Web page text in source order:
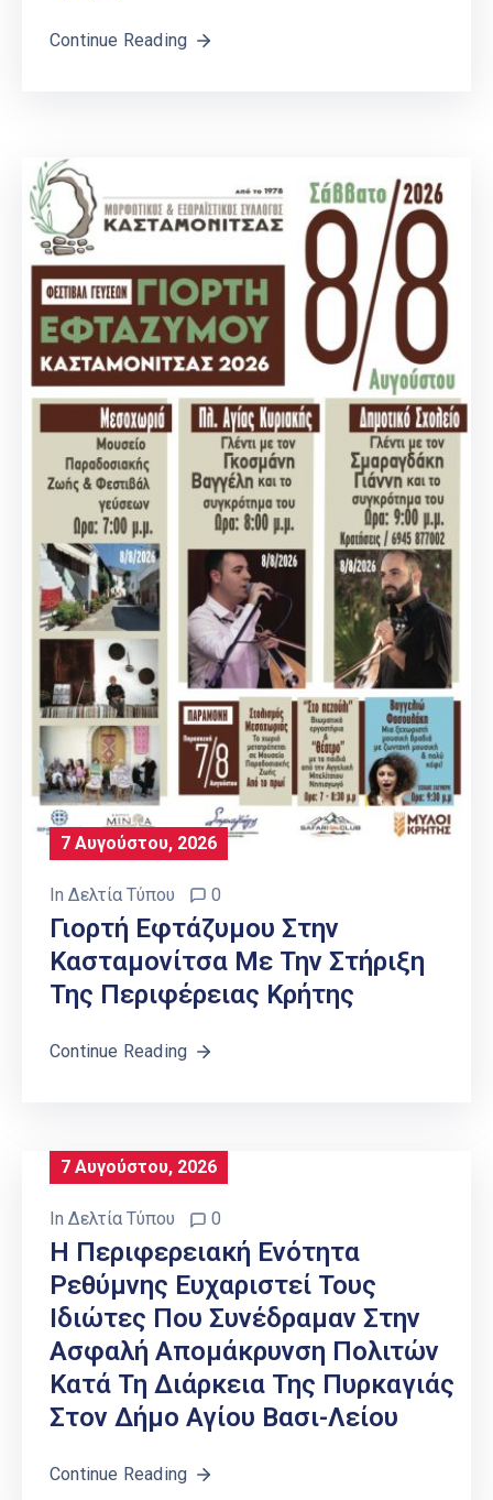
Continue Reading
7 Αυγούστου, 2026
In Δελτία Τύπου 0
Γιορτή Εφτάζυμου Στην
Κασταμονίτσα Με Την Στήριξη
Της Περιφέρειας Κρήτης
Continue Reading
7 Αυγούστου, 2026
In Δελτία Τύπου 0
Η Περιφερειακή Ενότητα
Ρεθύμνης Ευχαριστεί Τους
Ιδιώτες Που Συνέδραμαν Στην
Ασφαλή Απομάκρυνση Πολιτών
Κατά Τη Διάρκεια Της Πυρκαγιάς
Στον Δήμο Αγίου Βασι-Λείου
Continue Reading